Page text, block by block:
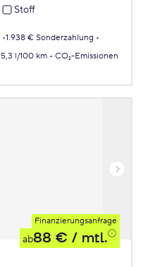
Stoff
1.938 € Sonderzahlung
5,3 l/100 km
CO₂-Emissionen
Finanzierungsanfrage
ab88 € / mtl.